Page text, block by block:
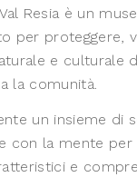
Val Resia è un
per proteggere,
e culturale
la comunità.
un insieme di
con la mente per
e